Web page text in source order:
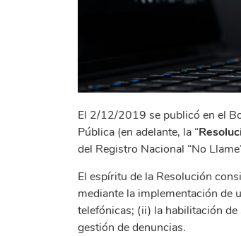
El 2/12/2019 se publicó en el
Pública (en adelante, la “
del Registro Nacional “No
El espíritu de la Resolución
mediante la implementación de
telefónicas; (ii) la habilitación
gestión de denuncias.